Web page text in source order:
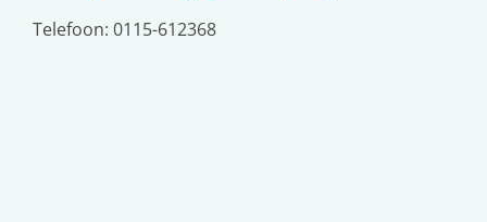
Telefoon: 0115-612368